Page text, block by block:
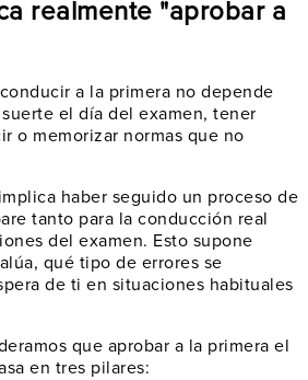
realmente "aprobar a
a la primera no depende
el día del examen, tener
o memorizar normas que no
haber seguido un proceso de
tanto para la conducción real
del examen. Esto supone
qué tipo de errores se
de ti en situaciones habituales
que aprobar a la primera el
en tres pilares: